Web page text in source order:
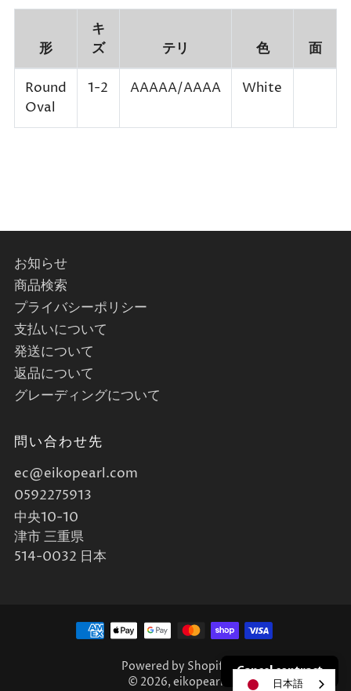
形
キ
ズ
テリ 色 面
Round
Oval
1-2 AAAAA/AAAA White
お知らせ
商品検索
プライバシーポリシー
支払いについて
発送について
返品について
グレーディングについて
問い合わせ先
ec@eikopearl.com
0592275913
中央10-10
津市 三重県
514-0032 日本
Powered by Shopify
© 2026, eikopearl
Cancel contract
日本語